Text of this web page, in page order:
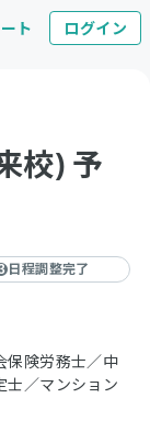
ト ログイン
校) 予
日程調整完了
保険労務士／中
士／マンション